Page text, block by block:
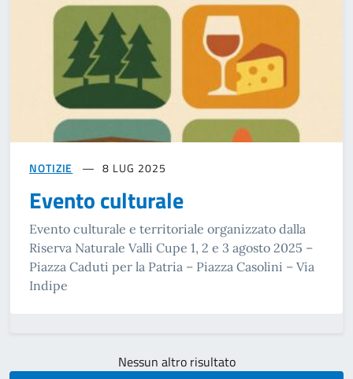
NOTIZIE 8 LUG 2025
Evento culturale
Evento culturale e territoriale organizzato dalla
Riserva Naturale Valli Cupe 1, 2 e 3 agosto 2025 –
Piazza Caduti per la Patria – Piazza Casolini – Via
Indipe
Nessun altro risultato